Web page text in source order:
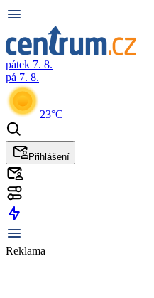
pátek 7. 8.
pá 7. 8.
23°C
Přihlášení
Reklama